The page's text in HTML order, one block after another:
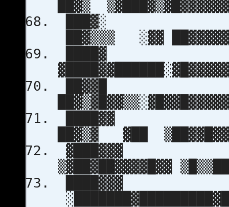
██▓▒
██▓▒▒▒ ░▓▓
██▓▒▓ ▓██
▒▓██▓██▓▓▓▓█▓▓
████▓▓▓